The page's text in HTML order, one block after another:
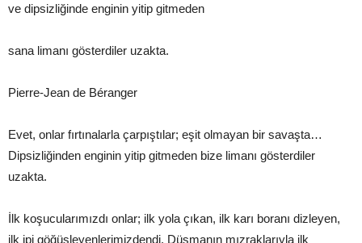
ve dipsizliğinde enginin yitip gitmeden
sana limanı gösterdiler uzakta.
Pierre-Jean de Béranger
Evet, onlar fırtınalarla çarpıştılar; eşit olmayan bir savaşta…
Dipsizliğinden enginin yitip gitmeden bize limanı gösterdiler
uzakta.
İlk koşucularımızdı onlar; ilk yola çıkan, ilk karı boranı dizleyen,
ilk ipi göğüsleyenlerimizdendi. Düşmanın mızraklarıyla ilk